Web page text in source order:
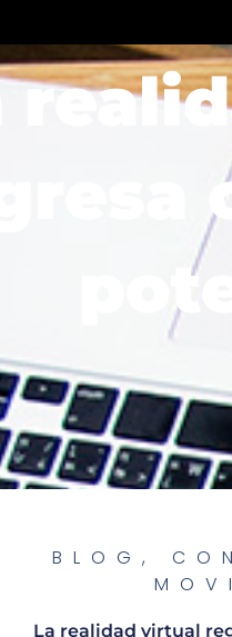
Solutions
BLOG ,
La realidad virtual